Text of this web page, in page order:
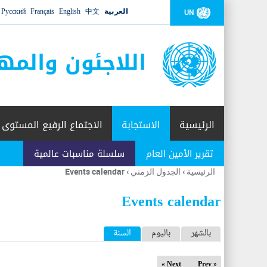
UN العربية 中文
English
Français
Русский
اللاجئون
الرئيسية الاستجابة
تقرير الأمين العام سلسلة مناسبات عالمية
الاجتماع الرفيع المستوى
أنت
هنا
الرئيسية › الجدول الزمني ›
Events calendar
Events calendar
ا
ل
بالشهر باليوم السنة (علامة التبويب النشطة)